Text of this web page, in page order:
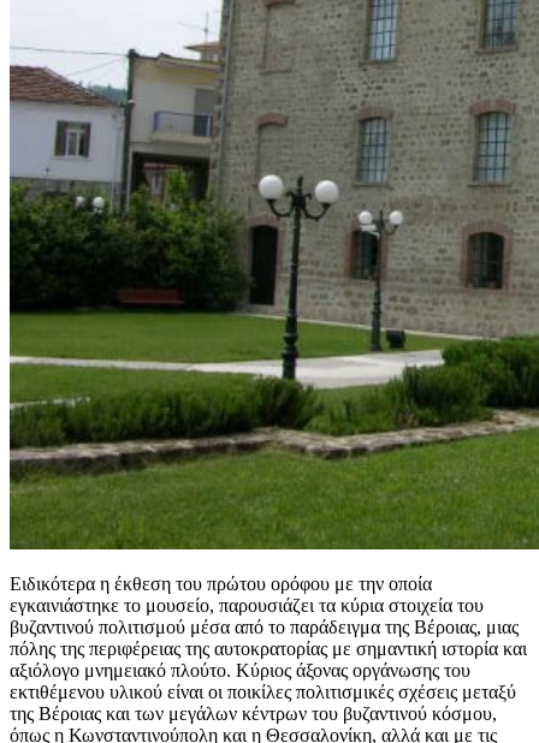
Ειδικότερα η έκθεση του πρώτου ορόφου με την οποία
εγκαινιάστηκε το μουσείο, παρουσιάζει τα κύρια στοιχεία του
βυζαντινού πολιτισμού μέσα από το παράδειγμα της Βέροιας, μιας
πόλης της περιφέρειας της αυτοκρατορίας με σημαντική ιστορία και
αξιόλογο μνημειακό πλούτο. Κύριος άξονας οργάνωσης του
εκτιθέμενου υλικού είναι οι ποικίλες πολιτισμικές σχέσεις μεταξύ
της Βέροιας και των μεγάλων κέντρων του βυζαντινού κόσμου,
όπως η Κωνσταντινούπολη και η Θεσσαλονίκη, αλλά και με τις